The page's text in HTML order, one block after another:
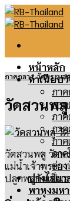
Skip
to
หน้าหลัก
ทำเนียบ
ภา
ภา
ภา
ภาค
ภาค
ภาค
ต่าง
ปางไสย
พาหุงมห
ภาคกลาง,วัดพระนอน
วัดสวนพ
วัดสวนพลู วัดพ
แม่น้ำเจ้าพระย
ปลูกพลูกันเป็นอ